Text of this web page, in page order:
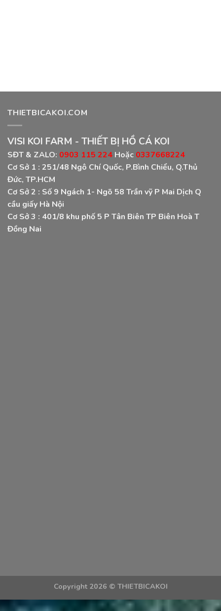
THIETBICAKOI.COM
VISI KOI FARM - THIẾT BỊ HỒ CÁ KOI
SĐT & ZALO: 0903 115 224 Hoặc 0337668224
Cơ Sở 1 : 251/48 Ngô Chí Quốc, P.Bình Chiểu, Q.Thủ
Đức, TP.HCM
Cơ Sở 2 : Số 9 Ngách 1- Ngõ 58 Trần vỹ P Mai Dịch Q
cầu giấy Hà Nội
Cơ Sở 3 : 401/8 khu phố 5 P Tân Biên TP Biên Hoà T
Đồng Nai
Copyright 2026 © THIETBICAKOI